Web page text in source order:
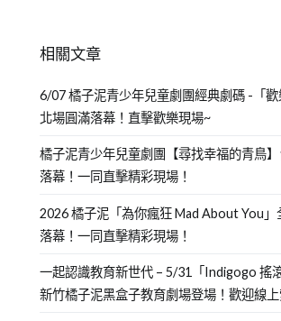
相關文章
6/07 橘子泥青少年兒童劇團經典劇碼 -「
北場圓滿落幕！直擊歡樂現場~
橘子泥青少年兒童劇團【尋找幸福的青鳥
落幕！一同直擊精彩現場！
2026 橘子泥「為你瘋狂 Mad About You」
落幕！一同直擊精彩現場！
一起認識教育新世代 – 5/31「Indigogo 搖
新竹橘子泥黑盒子教育劇場登場！歡迎線